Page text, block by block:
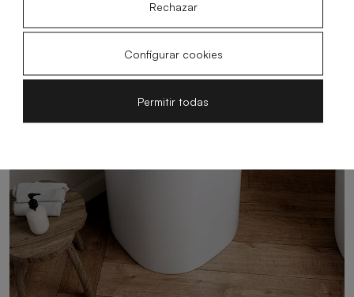
Rechazar
Configurar cookies
Permitir todas